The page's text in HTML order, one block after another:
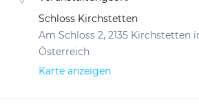
Schloss Kirchstetten
Am Schloss 2, 2135 Kirchstetten
Österreich
Karte anzeigen